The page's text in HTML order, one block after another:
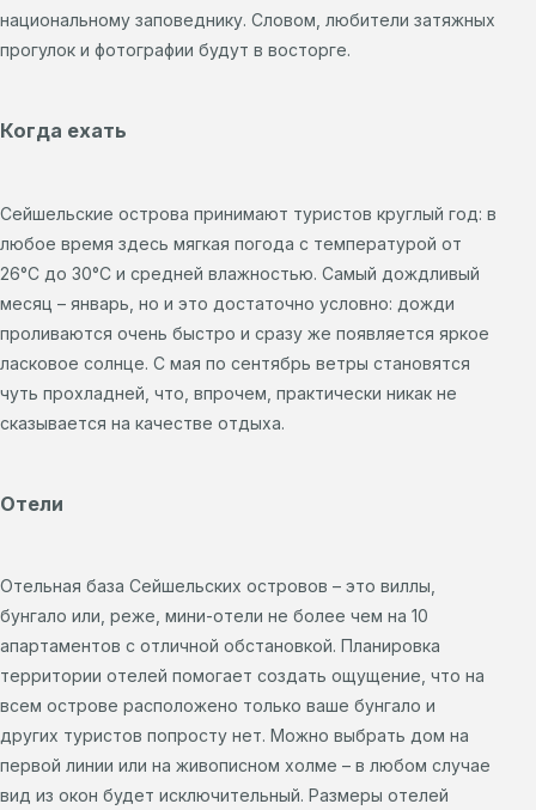
национальному заповеднику. Словом, любители затяжных
прогулок и фотографии будут в восторге.
Когда ехать
Сейшельские острова принимают туристов круглый год: в
любое время здесь мягкая погода с температурой от
26°С до 30°С и средней влажностью. Самый дождливый
месяц – январь, но и это достаточно условно: дожди
проливаются очень быстро и сразу же появляется яркое
ласковое солнце. С мая по сентябрь ветры становятся
чуть прохладней, что, впрочем, практически никак не
сказывается на качестве отдыха.
Отели
Отельная база Сейшельских островов – это виллы,
бунгало или, реже, мини-отели не более чем на 10
апартаментов с отличной обстановкой. Планировка
территории отелей помогает создать ощущение, что на
всем острове расположено только ваше бунгало и
других туристов попросту нет. Можно выбрать дом на
первой линии или на живописном холме – в любом случае
вид из окон будет исключительный. Размеры отелей